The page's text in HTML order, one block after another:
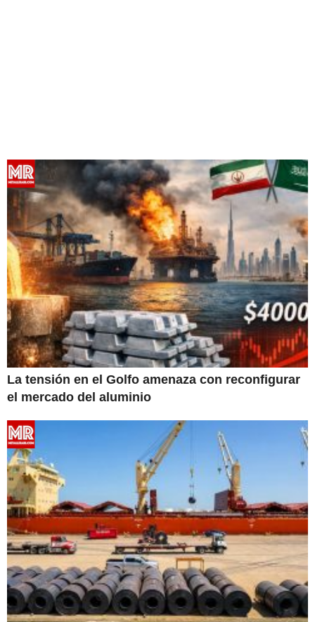
La tensión en el Golfo amenaza con reconfigurar
el mercado del aluminio